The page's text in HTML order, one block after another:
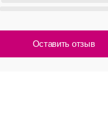
Оставить отзыв